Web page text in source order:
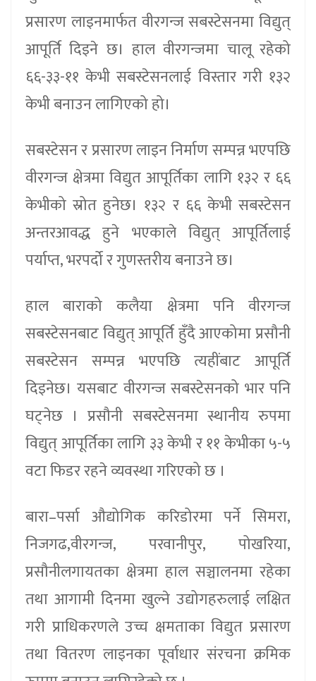
प्रसारण लाइनमार्फत वीरगन्ज सबस्टेसनमा विद्युत्
आपूर्ति दिइने छ। हाल वीरगन्जमा चालू रहेको
६६-३३-११ केभी सबस्टेसनलाई विस्तार गरी १३२
केभी बनाउन लागिएको हो।
सबस्टेसन र प्रसारण लाइन निर्माण सम्पन्न भएपछि
वीरगन्ज क्षेत्रमा विद्युत आपूर्तिका लागि १३२ र ६६
केभीको स्रोत हुनेछ। १३२ र ६६ केभी सबस्टेसन
अन्तरआवद्ध हुने भएकाले विद्युत् आपूर्तिलाई
पर्याप्त, भरपर्दो र गुणस्तरीय बनाउने छ।
हाल बाराको कलैया क्षेत्रमा पनि वीरगन्ज
सबस्टेसनबाट विद्युत् आपूर्ति हुँदै आएकोमा प्रसौनी
सबस्टेसन सम्पन्न भएपछि त्यहींबाट आपूर्ति
दिइनेछ। यसबाट वीरगन्ज सबस्टेसनको भार पनि
घट्नेछ । प्रसौनी सबस्टेसनमा स्थानीय रुपमा
विद्युत् आपूर्तिका लागि ३३ केभी र ११ केभीका ५-५
वटा फिडर रहने व्यवस्था गरिएको छ ।
बारा–पर्सा औद्योगिक करिडोरमा पर्ने सिमरा,
निजगढ,वीरगन्ज, परवानीपुर, पोखरिया,
प्रसौनीलगायतका क्षेत्रमा हाल सञ्चालनमा रहेका
तथा आगामी दिनमा खुल्ने उद्योगहरुलाई लक्षित
गरी प्राधिकरणले उच्च क्षमताका विद्युत प्रसारण
तथा वितरण लाइनका पूर्वाधार संरचना क्रमिक